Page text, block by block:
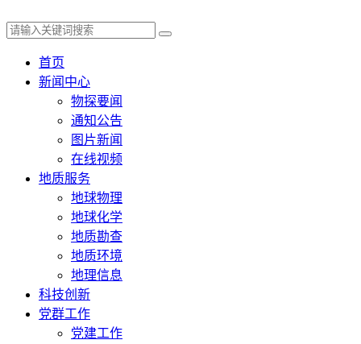
首页
新闻中心
物探要闻
通知公告
图片新闻
在线视频
地质服务
地球物理
地球化学
地质勘查
地质环境
地理信息
科技创新
党群工作
党建工作